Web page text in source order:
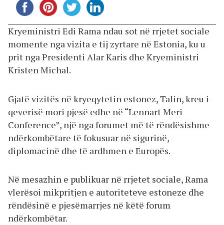
Kryeministri Edi Rama ndau sot në rrjetet sociale
momente nga vizita e tij zyrtare në Estonia, ku u
prit nga Presidenti Alar Karis dhe Kryeministri
Kristen Michal.
Gjatë vizitës në kryeqytetin estonez, Talin, kreu i
qeverisë mori pjesë edhe në “Lennart Meri
Conference”, një nga forumet më të rëndësishme
ndërkombëtare të fokusuar në sigurinë,
diplomacinë dhe të ardhmen e Europës.
Në mesazhin e publikuar në rrjetet sociale, Rama
vlerësoi mikpritjen e autoriteteve estoneze dhe
rëndësinë e pjesëmarrjes në këtë forum
ndërkombëtar.